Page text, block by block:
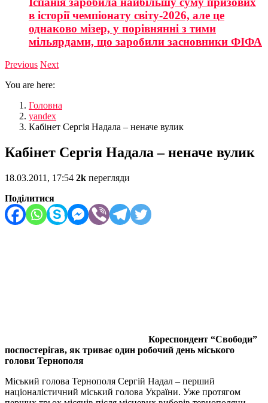
в історії чемпіонату світу-2026, але це
однаково мізер, у порівнянні з тими
мільярдами, що заробили засновники ФІФА
Previous Next
You are here:
Головна
yandex
Кабінет Сергія Надала – неначе вулик
Кабінет Сергія Надала – неначе вулик
18.03.2011, 17:54 2k перегляди
Поділитися
Кореспондент “Свободи”
поспостерігав, як триває один робочий день міського
голови Тернополя
Міський голова Тернополя Сергій Надал – перший
націоналістичний міський голова України. Уже протягом